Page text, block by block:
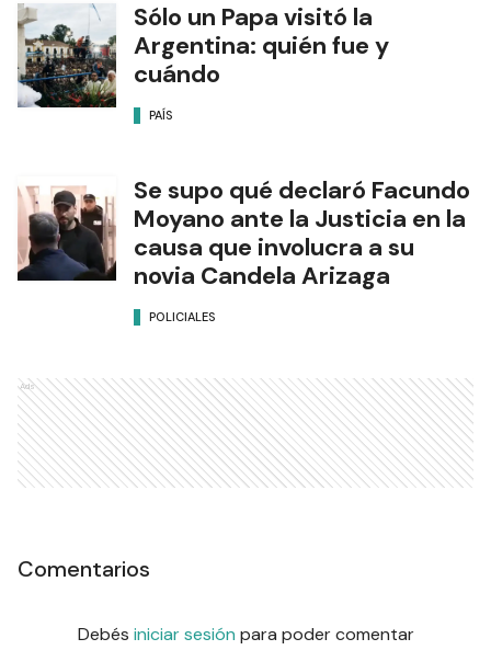
Sólo un Papa visitó la
Argentina: quién fue y
cuándo
PAÍS
Se supo qué declaró Facundo
Moyano ante la Justicia en la
causa que involucra a su
novia Candela Arizaga
POLICIALES
Ads
Comentarios
Debés iniciar sesión para poder comentar